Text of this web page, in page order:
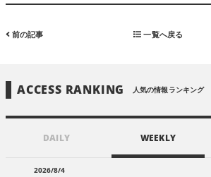
前の記事 一覧へ戻る
ACCESS RANKING 人気の情報ランキング
DAILY WEEKLY
2026/8/4